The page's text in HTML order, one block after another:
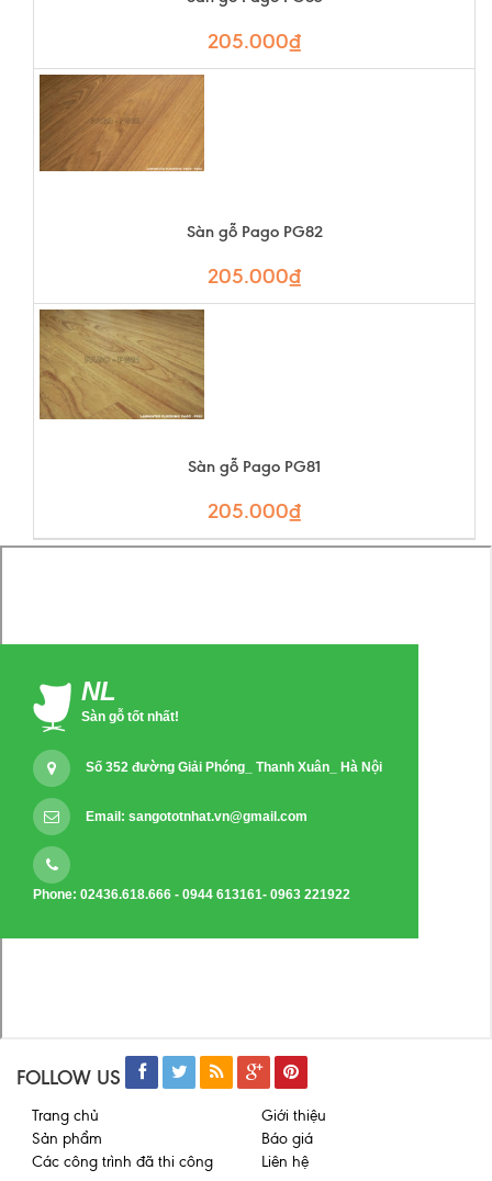
205.000₫
Sàn gỗ Pago PG82
205.000₫
Sàn gỗ Pago PG81
205.000₫
NL
Sàn gỗ tốt nhất!
Số 352 đường Giải Phóng_ Thanh Xuân_ Hà Nội
Email: sangototnhat.vn@gmail.com
Phone: 02436.618.666 - 0944 613161- 0963 221922
FOLLOW US
Trang chủ
Giới thiệu
Sản phẩm
Báo giá
Các công trình đã thi công
Liên hệ